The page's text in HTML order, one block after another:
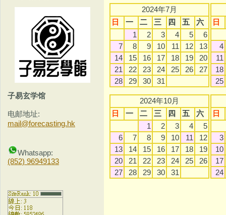
子易玄学馆
电邮地址:
mail@forecasting.hk
Whatsapp:
(852) 96949133
2024年7月
日
一 二 三 四 五
六
1
2 3 4 5
6
7
8 9 10 11 12
13
14
15 16 17 18 19
20
21
22 23 24 25 26
27
28
29 30 31
日
4
11
18
25
2024年10月
日
一 二 三 四 五
六
1
2 3 4
5
6
7 8 9 10 11
12
13
14 15 16 17 18
19
20
21 22 23 24 25
26
27
28 29 30 31
日
3
10
17
24